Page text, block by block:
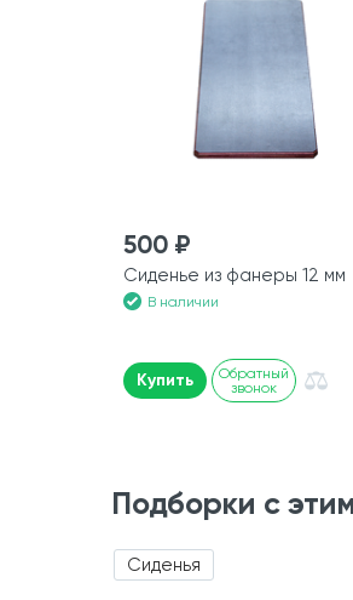
500 ₽
Сиденье из фанеры 12 мм
В наличии
Купить
Обратный
звонок
Подборки с
Сиденья